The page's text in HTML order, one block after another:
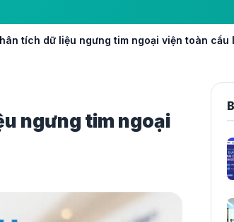
tích dữ liệu ngưng tim ngoại viện toàn cầu
ngưng tim ngoại